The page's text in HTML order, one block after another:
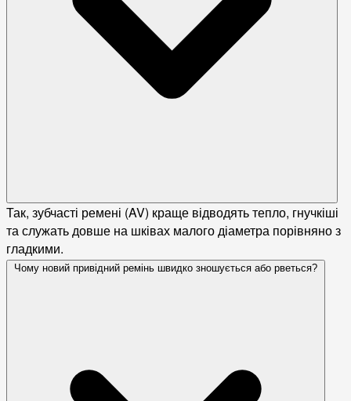
Так, зубчасті ремені (AV) краще відводять тепло, гнучкіші
та служать довше на шківах малого діаметра порівняно з
гладкими.
Чому новий привідний ремінь швидко зношується або рветься?